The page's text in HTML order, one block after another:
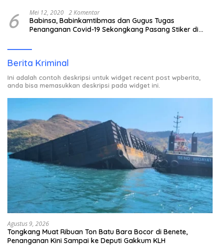
6 Mei 12, 2020 2 Komentar
Babinsa, Babinkamtibmas dan Gugus Tugas
Penanganan Covid-19 Sekongkang Pasang Stiker di
Berita Kriminal
Ini adalah contoh deskripsi untuk widget recent post wpberita,
anda bisa memasukkan deskripsi pada widget ini.
Agustus 9, 2026
Tongkang Muat Ribuan Ton Batu Bara Bocor di Benete,
Penanganan Kini Sampai ke Deputi Gakkum KLH